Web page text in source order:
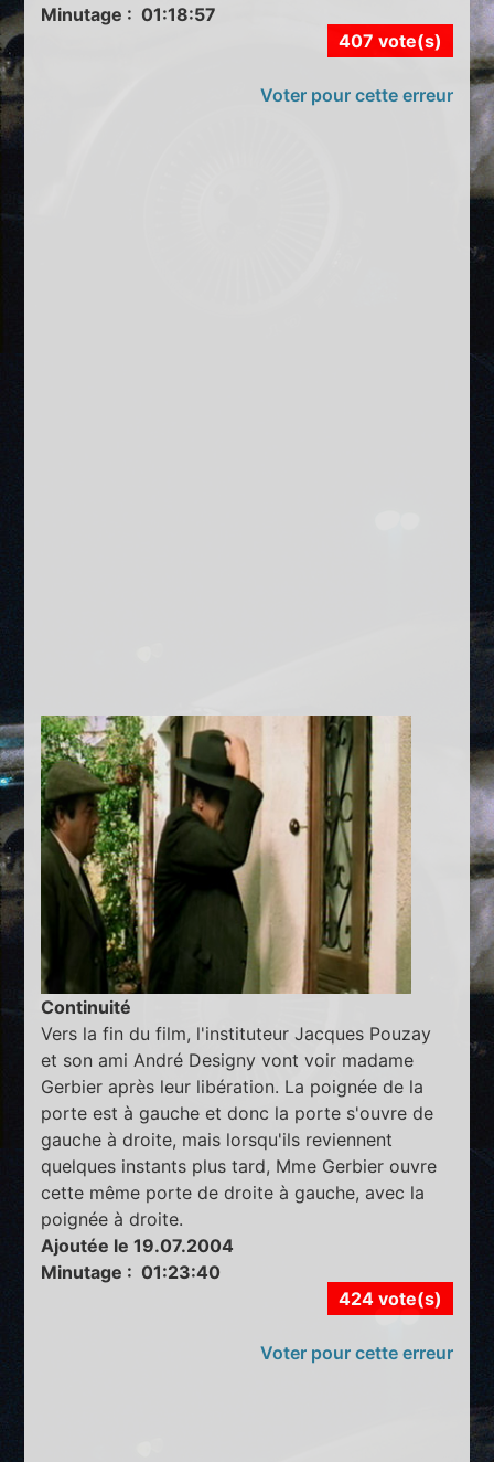
Minutage : 01:18:57
407 vote(s)
Voter pour cette erreur
Continuité
Vers la fin du film, l'instituteur Jacques Pouzay
et son ami André Designy vont voir madame
Gerbier après leur libération. La poignée de la
porte est à gauche et donc la porte s'ouvre de
gauche à droite, mais lorsqu'ils reviennent
quelques instants plus tard, Mme Gerbier ouvre
cette même porte de droite à gauche, avec la
poignée à droite.
Ajoutée le 19.07.2004
Minutage : 01:23:40
424 vote(s)
Voter pour cette erreur